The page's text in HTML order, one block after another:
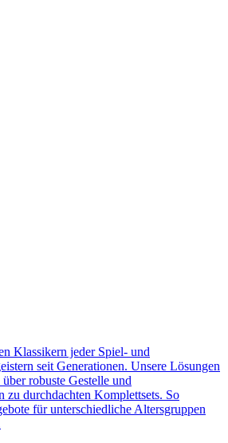
Klassikern jeder Spiel- und
seit Generationen. Unsere Lösungen
robuste Gestelle und
zu durchdachten Komplettsets. So
für unterschiedliche Altersgruppen